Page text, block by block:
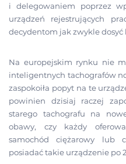
i delegowaniem poprzez
urządzeń rejestrujących
decydentom jak zwykle dosyć
Na europejskim rynku nie
inteligentnych tachografów
zaspokoiła popyt na te
powinien dzisiaj raczej
starego tachografu na
obawy, czy każdy
samochód ciężarowy lub
posiadać takie urządzenie po